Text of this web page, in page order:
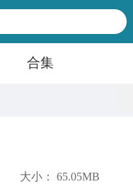
合集
大小： 65.05MB